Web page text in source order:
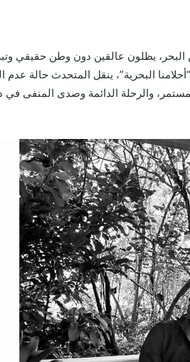
يظلون عالقين دون وطن حقيقي
البحرية”، ينقل المتحدث حالة عدم
والرحلة الدائمة وصدى المنفى